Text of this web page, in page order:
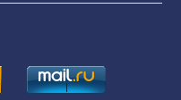
дорожные работы